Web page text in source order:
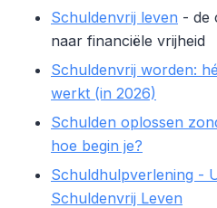
Schuldenvrij leven - de
naar financiële vrijheid
Schuldenvrij worden:
werkt (in 2026)
Schulden oplossen
hoe begin je?
Schuldhulpverlening -
Schuldenvrij Leven